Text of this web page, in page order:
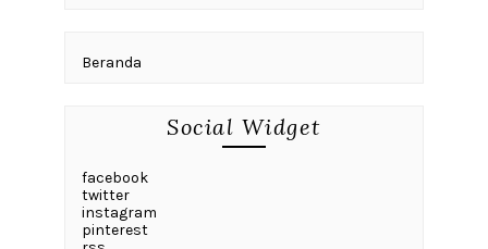
Beranda
Social Widget
facebook
twitter
instagram
pinterest